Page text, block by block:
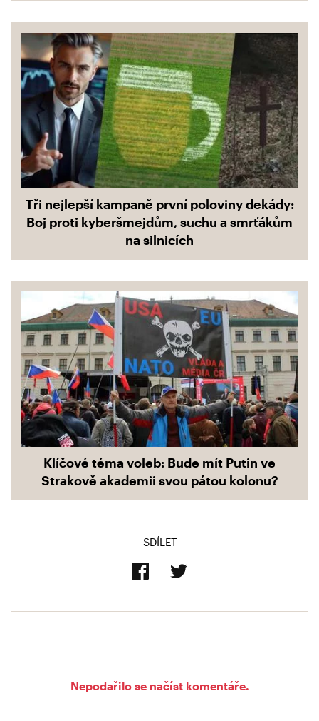
Tři nejlepší kampaně první poloviny dekády:
Boj proti kyberšmejdům, suchu a smrťákům
na silnicích
Klíčové téma voleb: Bude mít Putin ve
Strakově akademii svou pátou kolonu?
SDÍLET
Nepodařilo se načíst komentáře.